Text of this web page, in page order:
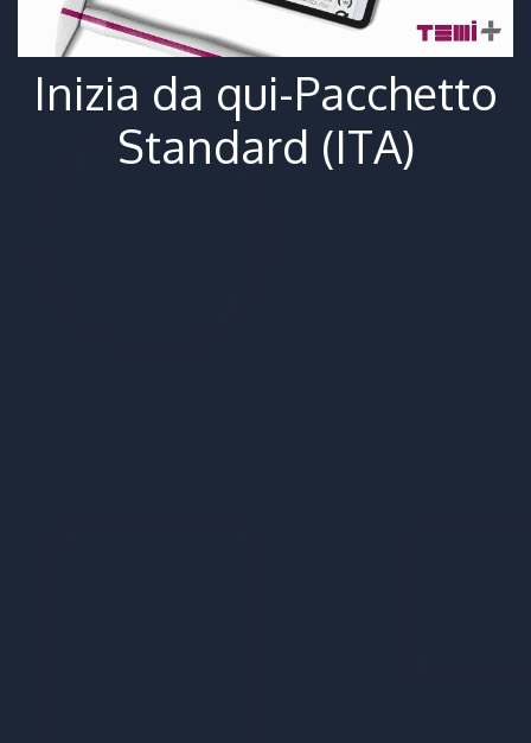
Inizia da qui-Pacchetto
Standard (ITA)